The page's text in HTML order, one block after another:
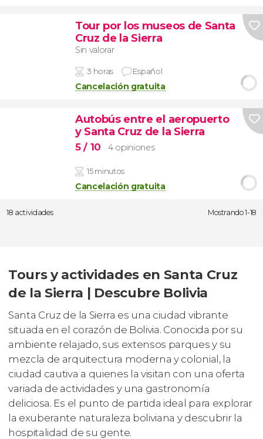
Tour por los museos de Santa
Cruz de la Sierra
Sin valorar
3 horas Español
Cancelación gratuita
Autobús entre el aeropuerto
y Santa Cruz de la Sierra
5/ 10 4 opiniones
15 minutos
Cancelación gratuita
18 actividades Mostrando 1-18
Tours y actividades en Santa Cruz
de la Sierra | Descubre Bolivia
Santa Cruz de la Sierra es una ciudad vibrante
situada en el corazón de Bolivia. Conocida por su
ambiente relajado, sus extensos parques y su
mezcla de arquitectura moderna y colonial, la
ciudad cautiva a quienes la visitan con una oferta
variada de actividades y una gastronomía
deliciosa. Es el punto de partida ideal para explorar
la exuberante naturaleza boliviana y descubrir la
hospitalidad de su gente.